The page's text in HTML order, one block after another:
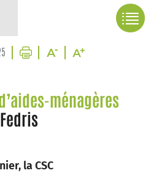
ménagères
la CSC